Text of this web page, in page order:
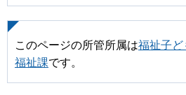
このページの所管所属は福祉子ど
福祉課です。